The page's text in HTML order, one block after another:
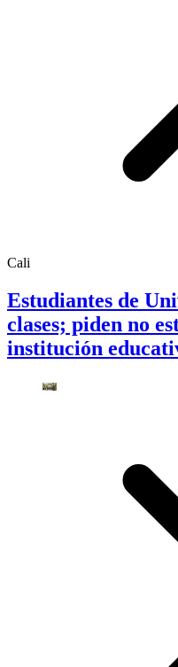
Cali
Estudiantes de
clases; piden no
institución